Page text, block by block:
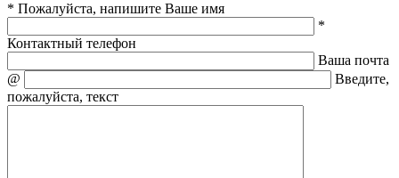
* Пожалуйста, напишите Ваше имя
*
Контактный телефон
Ваша почта
@
Введите,
пожалуйста, текст